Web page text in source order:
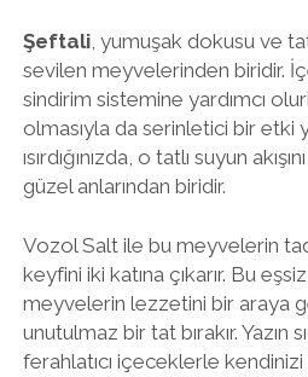
Şeftali, yumuşak dokusu ve
sevilen meyvelerinden biridir.
sindirim sistemine yardımcı
olmasıyla da serinletici bir etki
ısırdığınızda, o tatlı suyun
güzel anlarından biridir.
Vozol Salt ile bu meyvelerin
keyfini iki katına çıkarır. Bu
meyvelerin lezzetini bir araya
unutulmaz bir tat bırakır. Yazın
ferahlatıcı içeceklerle